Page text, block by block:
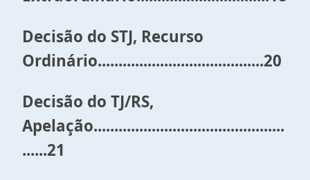
Decisão do STJ, Recurso
Ordinário........................................20
Decisão do TJ/RS,
Apelação..............................................
......21